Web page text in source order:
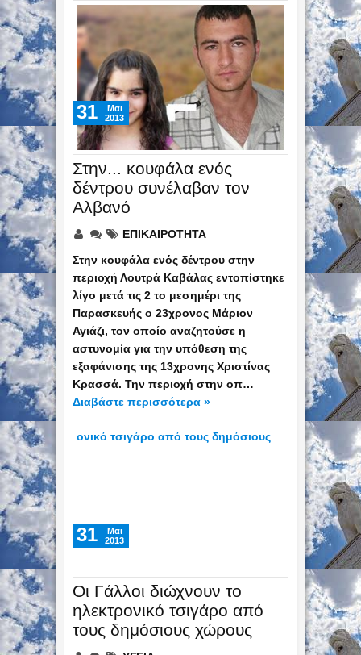
Στην... κουφάλα ενός
δέντρου συνέλαβαν τον
Αλβανό
ΕΠΙΚΑΙΡΟΤΗΤΑ
Στην κουφάλα ενός δέντρου στην
περιοχή Λουτρά Καβάλας εντοπίστηκε
λίγο μετά τις 2 το μεσημέρι της
Παρασκευής ο 23χρονος Μάριον
Αγιάζι, τον οποίο αναζητούσε η
αστυνομία για την υπόθεση της
εξαφάνισης της 13χρονης Χριστίνας
Κρασσά. Την περιοχή στην οπ…
Διαβάστε περισσότερα »
31
Mαι
2013
Οι Γάλλοι διώχνουν το
ηλεκτρονικό τσιγάρο από
τους δημόσιους χώρους
31
Mαι
2013